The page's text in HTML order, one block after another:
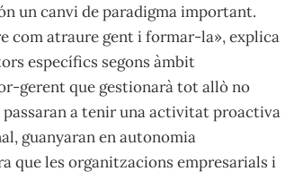
un canvi de paradigma important.
com atraure gent i formar-la», explica
específics segons àmbit
gerent que gestionarà tot allò no
a tenir una activitat proactiva
guanyaran en autonomia
que les organitzacions empresarials i